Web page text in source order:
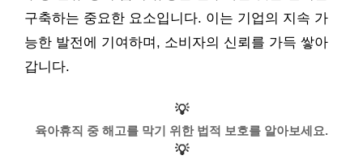
구축하는 중요한 요소입니다. 이는 기업의 지속 가
능한 발전에 기여하며, 소비자의 신뢰를 가득 쌓아
갑니다.
💡
육아휴직 중 해고를 막기 위한 법적 보호를 알아보세요.
💡